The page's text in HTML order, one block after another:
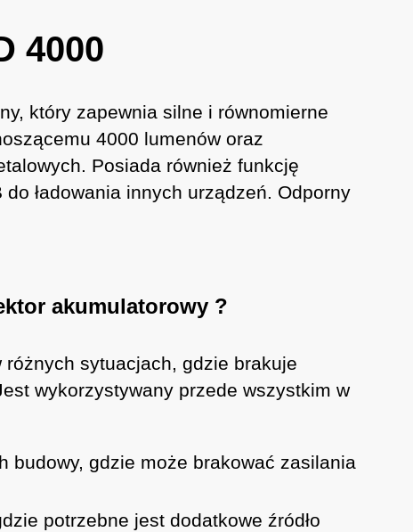
4000
który zapewnia silne i równomierne
4000 lumenów oraz
Posiada również funkcję
ładowania innych urządzeń. Odporny
akumulatorowy ?
sytuacjach, gdzie brakuje
wykorzystywany przede wszystkim w
budowy, gdzie może brakować zasilania
potrzebne jest dodatkowe źródło